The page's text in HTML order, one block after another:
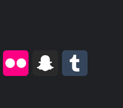
Pinterest Flickr Snapchat